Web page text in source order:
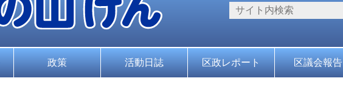
政策 活動日誌 区政レポート 区議会報告